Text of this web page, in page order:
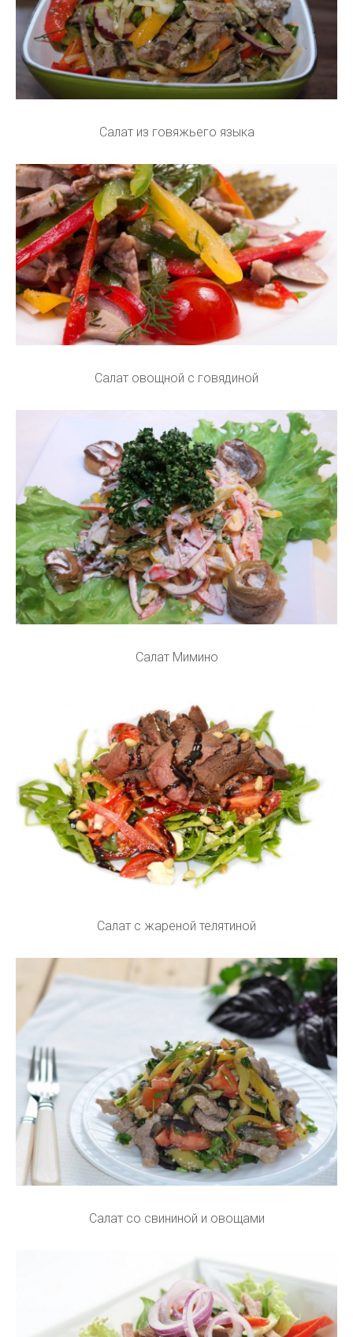
Салат из говяжьего языка
Салат овощной с говядиной
Салат Мимино
Салат с жареной телятиной
Салат со свининой и овощами